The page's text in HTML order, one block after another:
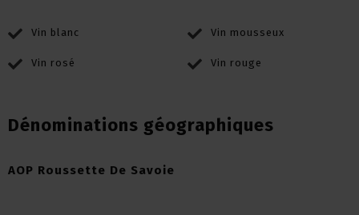
Vin blanc Vin mousseux
Vin rosé Vin rouge
Dénominations géographiques
AOP Roussette De Savoie